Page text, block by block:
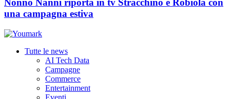
Nonno Nanni riporta in tv Stracchino e Robiola con
una campagna estiva
Tutte le news
AI Tech Data
Campagne
Commerce
Entertainment
Eventi